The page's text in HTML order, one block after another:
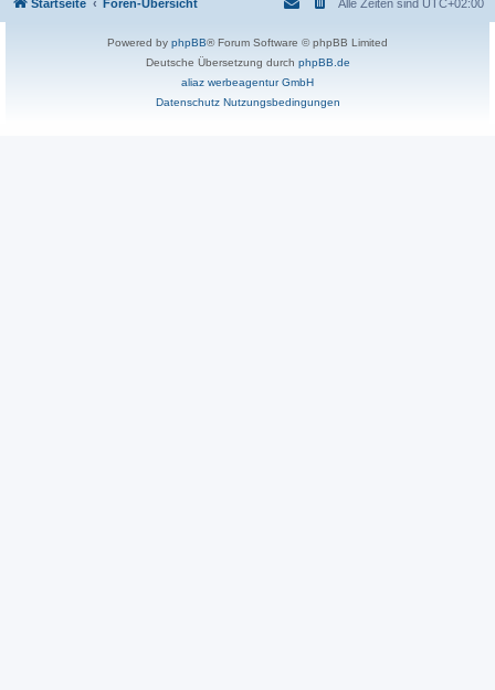
Startseite Foren-Übersicht Alle Zeiten sind UTC+02:00
Powered by phpBB® Forum Software © phpBB Limited
Deutsche Übersetzung durch phpBB.de
aliaz werbeagentur GmbH
Datenschutz Nutzungsbedingungen